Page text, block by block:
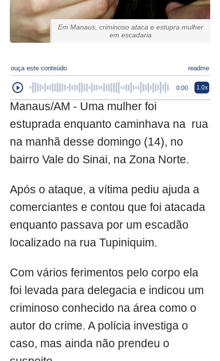
Em Manaus, criminoso ataca e estupra mulher
em escadaria
ouça este conteúdo readme
0:00 1.0x
Manaus/AM - Uma mulher foi
estuprada enquanto caminhava na rua
na manhã desse domingo (14), no
bairro Vale do Sinai, na Zona Norte.
Após o ataque, a vítima pediu ajuda a
comerciantes e contou que foi atacada
enquanto passava por um escadão
localizado na rua Tupiniquim.
Com vários ferimentos pelo corpo ela
foi levada para delegacia e indicou um
criminoso conhecido na área como o
autor do crime. A polícia investiga o
caso, mas ainda não prendeu o